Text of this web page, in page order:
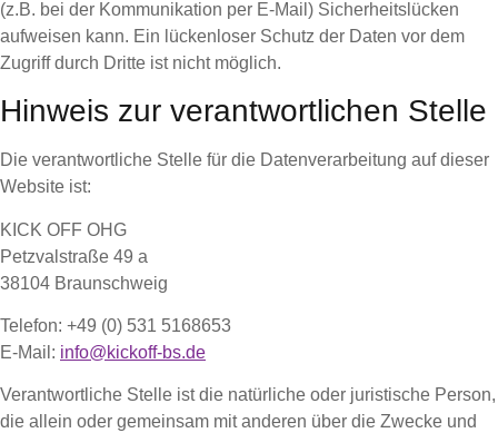
(z.B. bei der Kommunikation per E-Mail) Sicherheitslücken
aufweisen kann. Ein lückenloser Schutz der Daten vor dem
Zugriff durch Dritte ist nicht möglich.
Hinweis zur verantwortlichen Stelle
Die verantwortliche Stelle für die Datenverarbeitung auf dieser
Website ist:
KICK OFF OHG
Petzvalstraße 49 a
38104 Braunschweig
Telefon: +49 (0) 531 5168653
E-Mail: info@kickoff-bs.de
Verantwortliche Stelle ist die natürliche oder juristische Person,
die allein oder gemeinsam mit anderen über die Zwecke und